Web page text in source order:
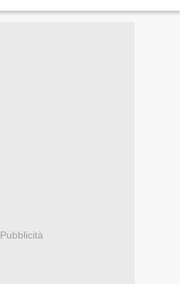
Pubblicità